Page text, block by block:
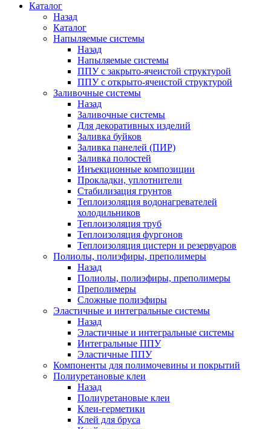
Каталог
Назад
Каталог
Напыляемые системы
Назад
Напыляемые системы
ППУ с закрыто-ячеистой структурой
ППУ с открыто-ячеистой структурой
Заливочные системы
Назад
Заливочные системы
Для декоративных изделий
Заливка буйков
Заливка панелей (ПИР)
Заливка полостей
Инъекционные композиции
Прокладки, уплотнители
Стабилизация грунтов
Теплоизоляция водонагревателей
холодильников
Теплоизоляция труб
Теплоизоляция фургонов
Теплоизоляция цистерн и резервуаров
Полиолы, полиэфиры, преполимеры
Назад
Полиолы, полиэфиры, преполимеры
Преполимеры
Сложные полиэфиры
Эластичные и интегральные системы
Назад
Эластичные и интегральные системы
Интегральные ППУ
Эластичные ППУ
Компоненты для полимочевины и покрытий
Полиуретановые клеи
Назад
Полиуретановые клеи
Клеи-герметики
Клей для бруса